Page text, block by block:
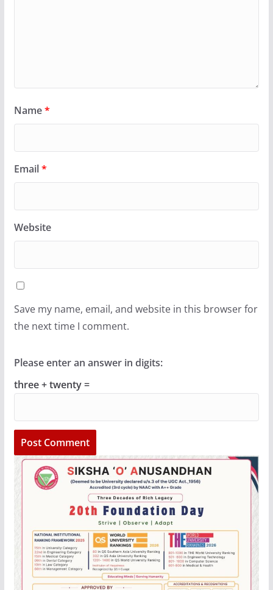
Name*
Email*
Website
Save my name, email, and website in this browser for
the next time I comment.
Please enter an answer in digits:
three + twenty =